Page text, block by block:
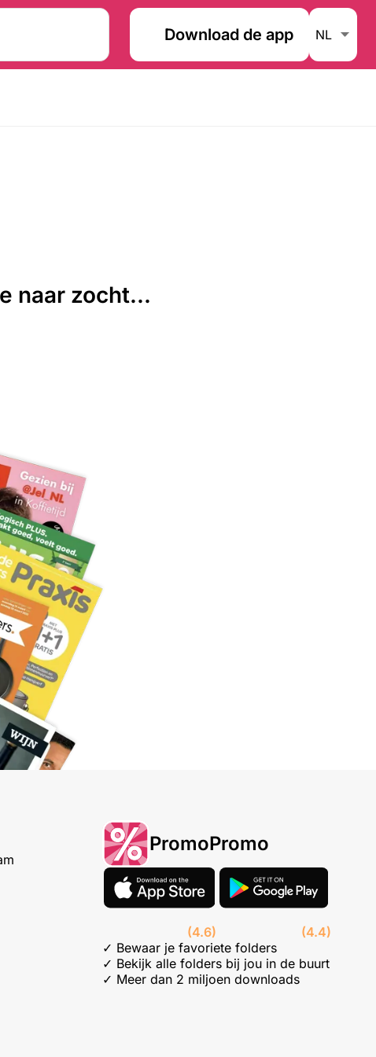
Download de app
naar zocht...
PromoPromo
(4.6)
(4.4)
✓ Bewaar je favoriete folders
✓ Bekijk alle folders bij jou in de buurt
✓ Meer dan 2 miljoen downloads